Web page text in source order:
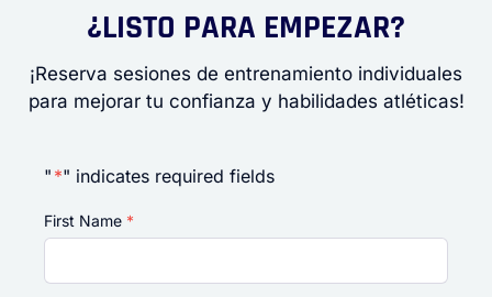
¿LISTO PARA EMPEZAR?
¡Reserva sesiones de entrenamiento individuales
para mejorar tu confianza y habilidades atléticas!
" *" indicates required fields
First Name *